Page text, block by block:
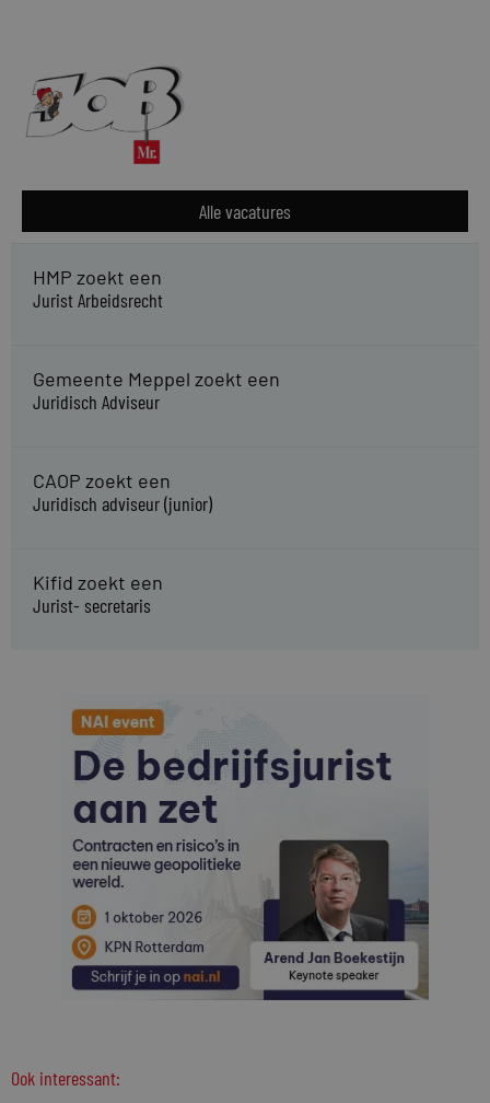
Alle vacatures
HMP zoekt een
Jurist Arbeidsrecht
Gemeente Meppel zoekt een
Juridisch Adviseur
CAOP zoekt een
Juridisch adviseur (junior)
Kifid zoekt een
Jurist- secretaris
Ook interessant: